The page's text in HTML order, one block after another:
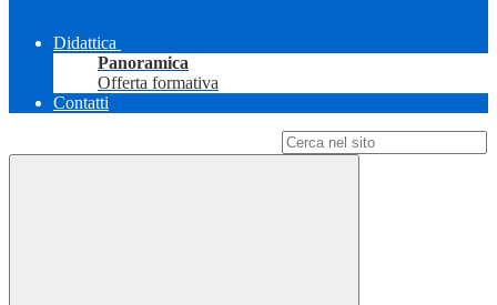
Didattica
Panoramica
Offerta formativa
Contatti